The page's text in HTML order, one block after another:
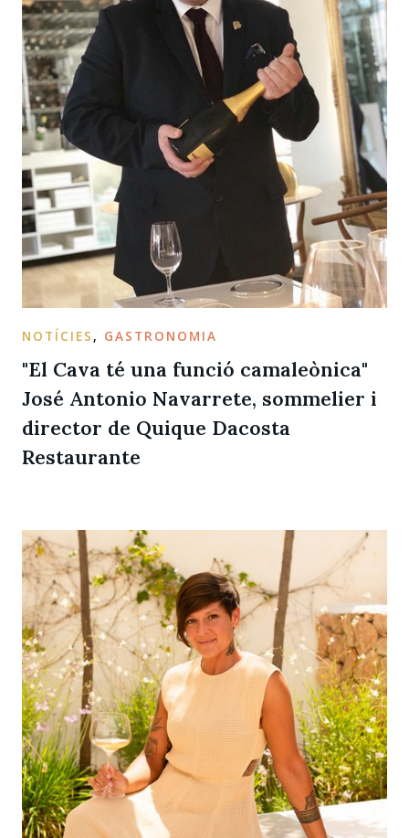
NOTÍCIES , GASTRONOMIA
"El Cava té una funció camaleònica"
José Antonio Navarrete, sommelier i
director de Quique Dacosta
Restaurante